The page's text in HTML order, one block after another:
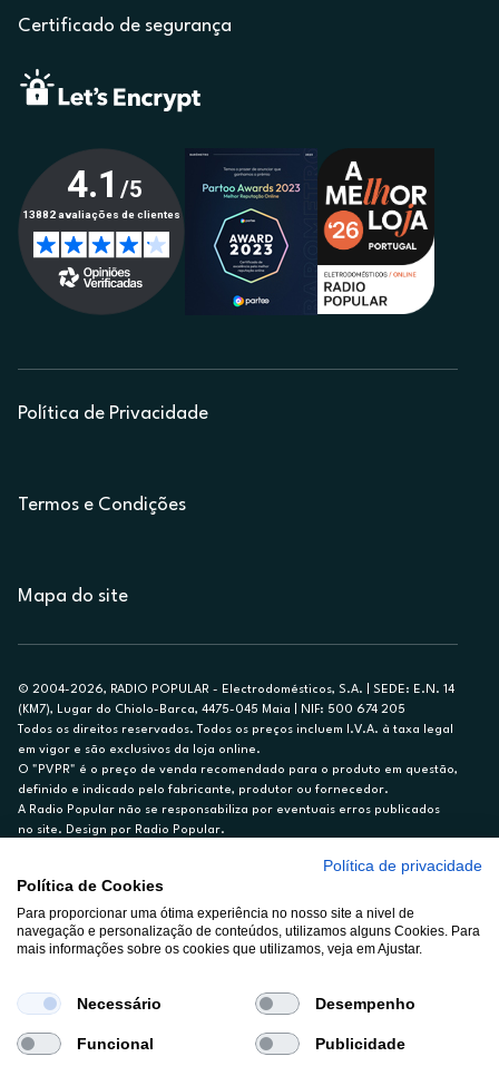
Certificado de segurança
Política de Privacidade
Termos e Condições
Mapa do site
© 2004-2026, RADIO POPULAR - Electrodomésticos, S.A. | SEDE: E.N. 14
(KM7), Lugar do Chiolo-Barca, 4475-045 Maia | NIF: 500 674 205
Todos os direitos reservados. Todos os preços incluem I.V.A. à taxa legal
em vigor e são exclusivos da loja online.
O "PVPR" é o preço de venda recomendado para o produto em questão,
definido e indicado pelo fabricante, produtor ou fornecedor.
A Radio Popular não se responsabiliza por eventuais erros publicados
no site. Design por Radio Popular.
Ex. para limite de crédito de €1.500, reembolsado em 12 meses, TAN
14,79%.
Crédito sujeito a aprovação pelo Cetelem, marca BNP Paribas Personal
Finance, S.A., Sucursal em Portugal. Informe-se no 21 721 90 00 (dias
A Rádio Popular – Eletrodomésticos S.A. (Registo BdP848) atua como
intermediário de crédito a título acessório e com exclusividade (registo
BdP 2314.)
Política de privacidade
Política de Cookies
Para proporcionar uma ótima experiência no nosso site a nivel de
navegação e personalização de conteúdos, utilizamos alguns Cookies. Para
mais informações sobre os cookies que utilizamos, veja em Ajustar.
Necessário Desempenho
Funcional Publicidade